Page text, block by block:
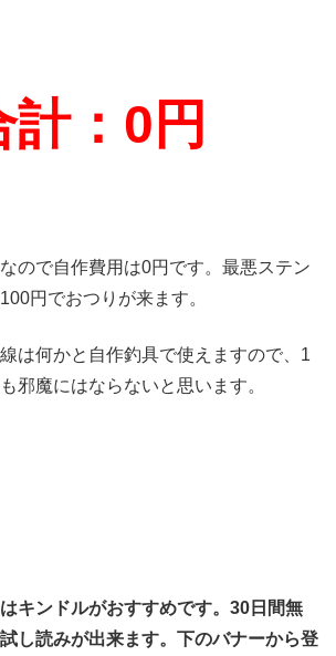
：0円
ので自作費用は0円です。最悪ステン
円でおつりが来ます。
は何かと自作釣具で使えますので、1
邪魔にはならないと思います。
キンドルがおすすめです。30日間無
し読みが出来ます。下のバナーから登